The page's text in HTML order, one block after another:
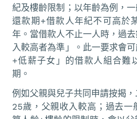
紀及樓齡限制；以年齡為例，
還款期+借款人年紀不可高於
年。當借款人不止一人時，過
入較高者為準」。此一要求會
+低薪子女」的借款人組合難
期。
例如父親與兒子共同申請按揭
25歲，父親收入較高；過去一